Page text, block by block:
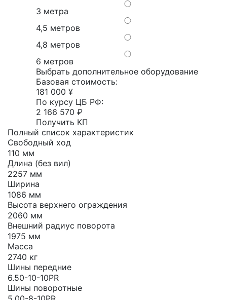
3 метра
4,5 метров
4,8 метров
6 метров
Выбрать дополнительное оборудование
Базовая стоимость:
181 000 ¥
По курсу ЦБ РФ:
2 166 570 ₽
Получить КП
Полный список характеристик
Свободный ход
110 мм
Длина (без вил)
2257 мм
Ширина
1086 мм
Высота верхнего ограждения
2060 мм
Внешний радиус поворота
1975 мм
Масса
2740 кг
Шины передние
6.50-10-10PR
Шины поворотные